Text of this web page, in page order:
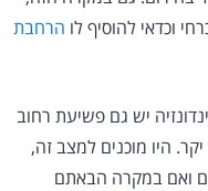
וכדאי להוסיף לו הרחבת
יש גם פשיעת רחוב
היו מוכנים למצב זה,
ואם במקרה הבאתם